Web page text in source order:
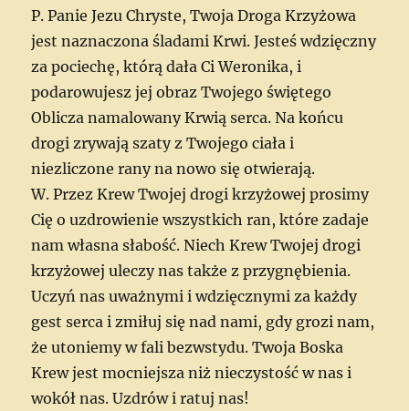
P. Panie Jezu Chryste, Twoja Droga Krzyżowa
jest naznaczona śladami Krwi. Jesteś wdzięczny
za pociechę, którą dała Ci Weronika, i
podarowujesz jej obraz Twojego świętego
Oblicza namalowany Krwią serca. Na końcu
drogi zrywają szaty z Twojego ciała i
niezliczone rany na nowo się otwierają.
W. Przez Krew Twojej drogi krzyżowej prosimy
Cię o uzdrowienie wszystkich ran, które zadaje
nam własna słabość. Niech Krew Twojej drogi
krzyżowej uleczy nas także z przygnębienia.
Uczyń nas uważnymi i wdzięcznymi za każdy
gest serca i zmiłuj się nad nami, gdy grozi nam,
że utoniemy w fali bezwstydu. Twoja Boska
Krew jest mocniejsza niż nieczystość w nas i
wokół nas. Uzdrów i ratuj nas!